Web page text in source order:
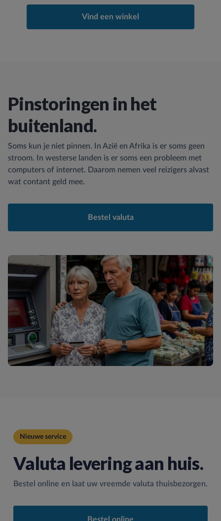
Vind een winkel
Pinstoringen in het
buitenland.
Soms kun je niet pinnen. In Azië en Afrika is er soms geen
stroom. In westerse landen is er soms een probleem met
computers of internet. Daarom nemen veel reizigers alvast
wat contant geld mee.
Bestel valuta
Nieuwe service
Valuta levering aan huis.
Bestel online en laat uw vreemde valuta thuisbezorgen.